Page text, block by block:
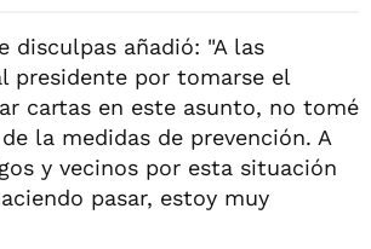
disculpas añadió: "A las
presidente por tomarse el
cartas en este asunto, no tomé
la medidas de prevención. A
y vecinos por esta situación
pasar, estoy muy